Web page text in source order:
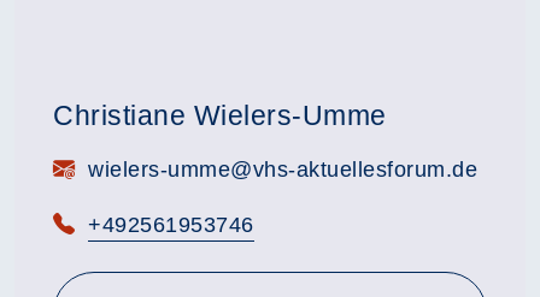
Christiane Wielers-Umme
E-Mail:wielers-umme@vhs-aktuellesforum.de
Telefon:
+492561953746